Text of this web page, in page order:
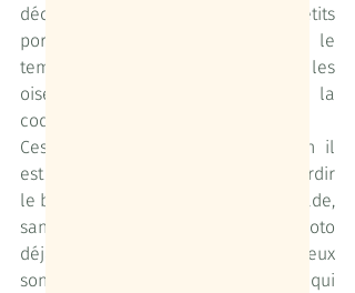
découvrir des villages et des petits
ports insoupçonnés, de prendre le
temps d’admirer les lumières, les
oiseaux, bercés par le clapot sur la
coque d’acier.
Ces vacances démontrent combien il
est possible de s’évader sans alourdir
le bilan carbone d’une planète malade,
sans faire la queue pour saisir la photo
déjà vue par tout le monde. Nombreux
sont les acteurs d’un tourisme local qui